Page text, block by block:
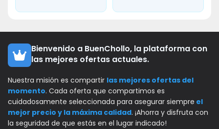
Bienvenido a BuenChollo, la plataforma con
las mejores ofertas actuales.
Nuestra misión es compartir las mejores ofertas del
momento. Cada oferta que compartimos es
cuidadosamente seleccionada para asegurar siempre el
mejor precio y la máxima calidad. ¡Ahorra y disfruta con
la seguridad de que estás en el lugar indicado!